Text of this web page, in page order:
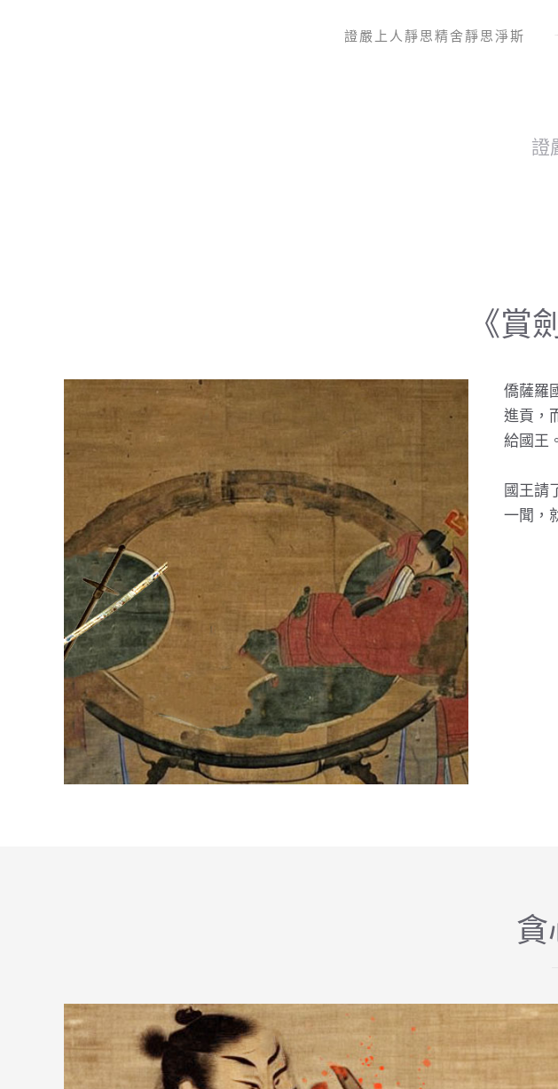
證嚴上人 靜思精舍靜思淨斯
證
《賞
僑薩羅
進貢，
給國王。
國王請
一聞，
貪